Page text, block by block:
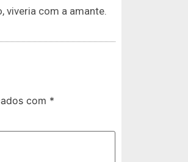
viveria com a amante.
com *